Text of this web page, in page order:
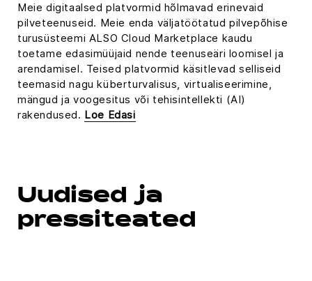
Meie digitaalsed platvormid hõlmavad erinevaid
pilveteenuseid. Meie enda väljatöötatud pilvepõhise
turusüsteemi ALSO Cloud Marketplace kaudu
toetame edasimüüjaid nende teenuseäri loomisel ja
arendamisel. Teised platvormid käsitlevad selliseid
teemasid nagu küberturvalisus, virtualiseerimine,
mängud ja voogesitus või tehisintellekti (AI)
rakendused. Loe Edasi
Uudised ja
pressiteated